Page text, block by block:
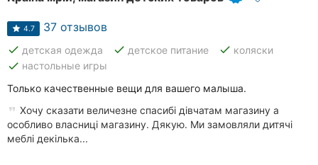
Ужгород
4.7 37 отзывов
done детская одежда done детское питание done коляски
done настольные игры
Только качественные вещи для вашего малыша.
Хочу сказати величезне спасибі дівчатам магазину а
особливо власниці магазину. Дякую. Ми замовляли дитячі
меблі декілька...